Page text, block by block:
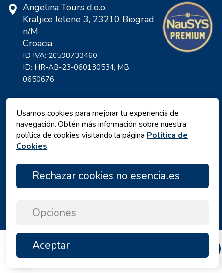
Angelina Tours d.o.o.
Kraljice Jelene 3, 23210 Biograd
n/M
Croacia
ID IVA: 20598733460
ID: HR-AB-23-060130534, MB:
0650676
Copyright © 2026 by Angelina Tours d.o.o.
Usamos cookies para mejorar tu experiencia de
navegación. Obtén más información sobre nuestra
política de cookies visitando la página Política de
Cookies.
Rechazar cookies no esenciales
Opciones
Aceptar